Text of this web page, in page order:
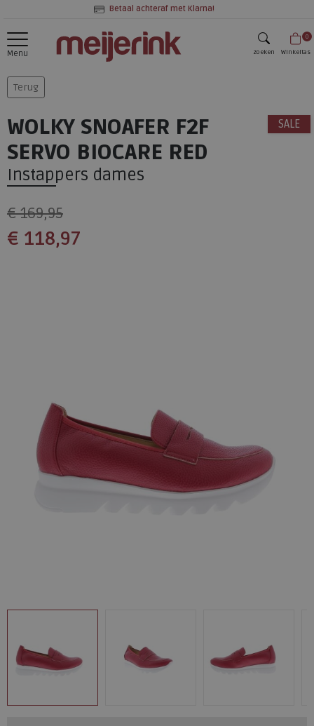
Betaal achteraf met Klarna!
Menu zoeken
0
Winkeltas
Terug
SALE
WOLKY SNOAFER F2F
SERVO BIOCARE RED
Instappers dames
€ 169,95
€ 118,97